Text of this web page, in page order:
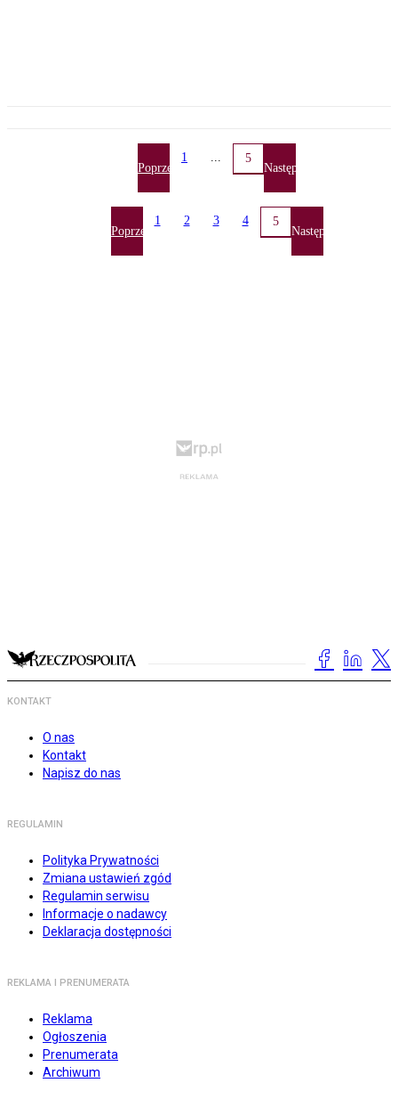
Poprzednia
1 ... 5
Następna
Poprzednia
1 2 3 4 5
Następna
KONTAKT
O nas
Kontakt
Napisz do nas
REGULAMIN
Polityka Prywatności
Zmiana ustawień zgód
Regulamin serwisu
Informacje o nadawcy
Deklaracja dostępności
REKLAMA I PRENUMERATA
Reklama
Ogłoszenia
Prenumerata
Archiwum